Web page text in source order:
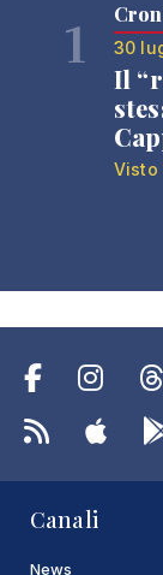
1 30
Il
Visto
Canali
News